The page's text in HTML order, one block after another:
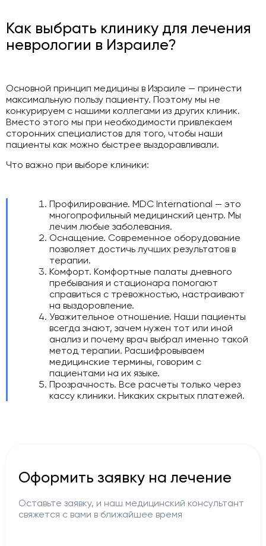
Как выбрать клинику для лечения
неврологии в Израиле?
Основной принцип медицины в Израиле — принести
максимальную пользу пациенту. Поэтому мы не
конкурируем с нашими коллегами из других клиник.
Вместо этого мы при необходимости привлекаем
сторонних специалистов для того, чтобы наши
пациенты как можно быстрее выздоравливали.
Что важно при выборе клиники:
Профилирование. MDC International — это
многопрофильный медицинский центр. Мы
лечим любые заболевания.
Оснащение. Современное оборудование
позволяет достичь лучших результатов в
терапии.
Комфорт. Комфортные палаты дневного
пребывания и стационара помогают
справиться с тревожностью, настраивают
на выздоровление.
Уважительное отношение. Наши пациенты
всегда знают, зачем нужен тот или иной
анализ и почему врач выбрал именно такой
метод терапии. Расшифровываем
медицинские термины, говорим с
пациентами на их языке.
Прозрачность. Все расчеты только через
кассу клиники. Никаких скрытых платежей.
Оформить заявку на лечение
Оставьте заявку, и наш медицинский консультант
свяжется с вами в ближайшее время